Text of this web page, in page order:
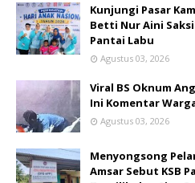
Kunjungi Pasar
Betti Nur Aini
Pantai Labu
Agustus 03, 2026
Viral BS Oknum
Ini Komentar
Agustus 03, 2026
Menyongsong
Amsar Sebut KSB